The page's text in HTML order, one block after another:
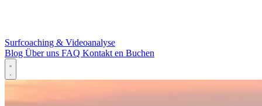
Surfcoaching & Videoanalyse
Blog Über uns FAQ Kontakten Buchen